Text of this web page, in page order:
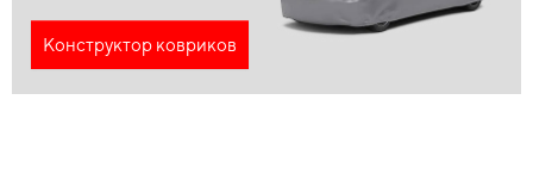
Конструктор ковриков